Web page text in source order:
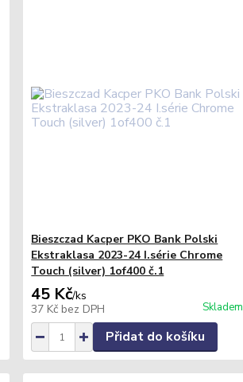
Bieszczad Kacper PKO Bank Polski
Ekstraklasa 2023-24 I.série Chrome
Touch (silver) 1of400 č.1
45 Kč/ks
37 Kč bez DPH Skladem
Přidat do košíku